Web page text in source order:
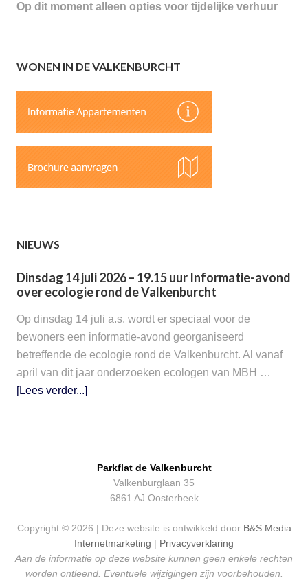
Op dit moment alleen opties voor tijdelijke verhuur
WONEN IN DE VALKENBURCHT
NIEUWS
Dinsdag 14 juli 2026 – 19.15 uur Informatie-avond
over ecologie rond de Valkenburcht
Op dinsdag 14 juli a.s. wordt er speciaal voor de
bewoners een informatie-avond georganiseerd
betreffende de ecologie rond de Valkenburcht. Al vanaf
april van dit jaar onderzoeken ecologen van MBH …
[Lees verder...]
Parkflat de Valkenburcht
Valkenburglaan 35
6861 AJ Oosterbeek
Copyright © 2026 | Deze website is ontwikkeld door B&S Media
Internetmarketing | Privacyverklaring
Aan de informatie op deze website kunnen geen enkele rechten
worden ontleend. Eventuele wijzigingen zijn voorbehouden.